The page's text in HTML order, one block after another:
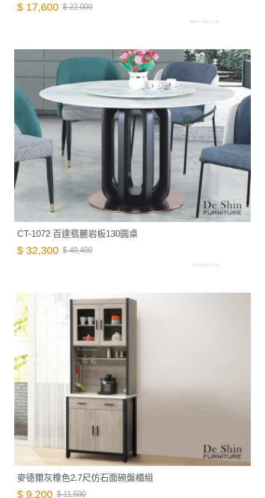
$ 17,600 $ 22,000
A004. 845-2 .26
CT-1072 百達翡麗岩板130圓桌
$ 32,300 $ 40,400
A003.947-5.26
麥德爾灰橡色2.7尺仿石面碗盤櫃組
$ 9,200 $ 11,500